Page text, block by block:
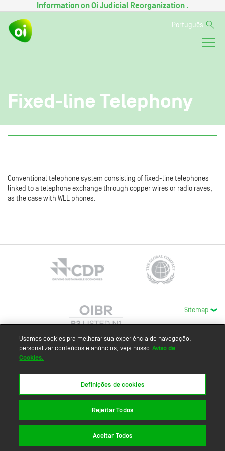
Information onOi Judicial Reorganization .
Português
Fixed-line Telephony
Conventional telephone system consisting of fixed-line telephones
linked to a telephone exchange through copper wires or radio raves,
as the case with WLL phones.
Sitemap
Usamos cookies pra melhorar sua experiência de navegação,
personalizar conteúdos e anúncios, veja nosso Aviso de
Cookies.
Definições de cookies
Rejeitar Todos
Aceitar Todos